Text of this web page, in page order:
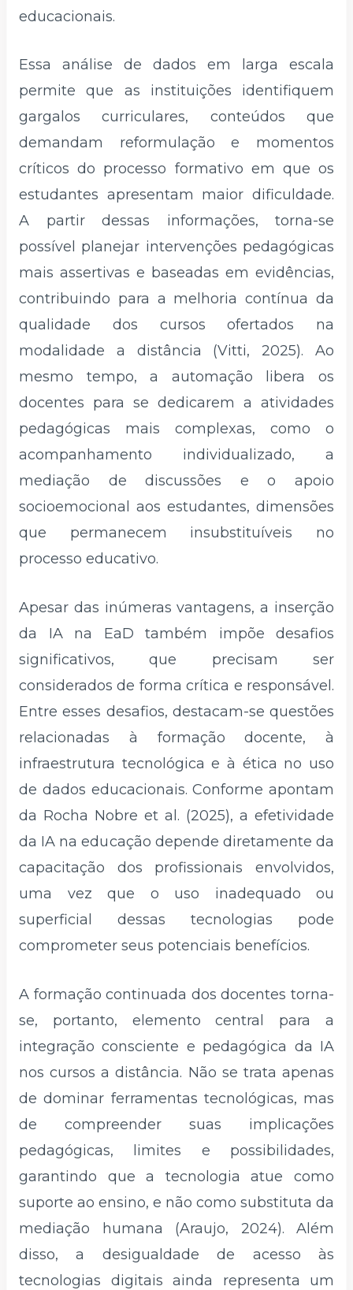
educacionais.
Essa análise de dados em larga escala
permite que as instituições identifiquem
gargalos curriculares, conteúdos que
demandam reformulação e momentos
críticos do processo formativo em que os
estudantes apresentam maior dificuldade.
A partir dessas informações, torna-se
possível planejar intervenções pedagógicas
mais assertivas e baseadas em evidências,
contribuindo para a melhoria contínua da
qualidade dos cursos ofertados na
modalidade a distância (Vitti, 2025). Ao
mesmo tempo, a automação libera os
docentes para se dedicarem a atividades
pedagógicas mais complexas, como o
acompanhamento individualizado, a
mediação de discussões e o apoio
socioemocional aos estudantes, dimensões
que permanecem insubstituíveis no
processo educativo.
Apesar das inúmeras vantagens, a inserção
da IA na EaD também impõe desafios
significativos, que precisam ser
considerados de forma crítica e responsável.
Entre esses desafios, destacam-se questões
relacionadas à formação docente, à
infraestrutura tecnológica e à ética no uso
de dados educacionais. Conforme apontam
da Rocha Nobre et al. (2025), a efetividade
da IA na educação depende diretamente da
capacitação dos profissionais envolvidos,
uma vez que o uso inadequado ou
superficial dessas tecnologias pode
comprometer seus potenciais benefícios.
A formação continuada dos docentes torna-
se, portanto, elemento central para a
integração consciente e pedagógica da IA
nos cursos a distância. Não se trata apenas
de dominar ferramentas tecnológicas, mas
de compreender suas implicações
pedagógicas, limites e possibilidades,
garantindo que a tecnologia atue como
suporte ao ensino, e não como substituta da
mediação humana (Araujo, 2024). Além
disso, a desigualdade de acesso às
tecnologias digitais ainda representa um